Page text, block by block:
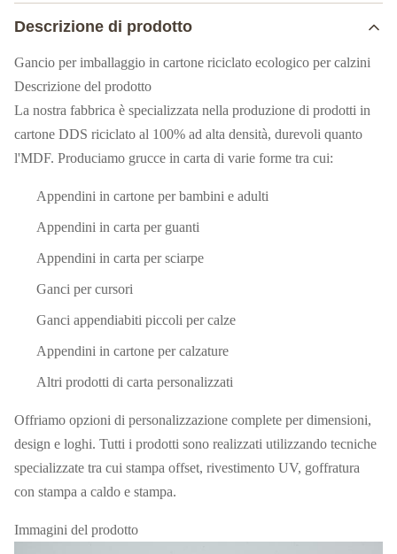
Descrizione di prodotto
Gancio per imballaggio in cartone riciclato ecologico per calzini
Descrizione del prodotto
La nostra fabbrica è specializzata nella produzione di prodotti in
cartone DDS riciclato al 100% ad alta densità, durevoli quanto
l'MDF. Produciamo grucce in carta di varie forme tra cui:
Appendini in cartone per bambini e adulti
Appendini in carta per guanti
Appendini in carta per sciarpe
Ganci per cursori
Ganci appendiabiti piccoli per calze
Appendini in cartone per calzature
Altri prodotti di carta personalizzati
Offriamo opzioni di personalizzazione complete per dimensioni,
design e loghi. Tutti i prodotti sono realizzati utilizzando tecniche
specializzate tra cui stampa offset, rivestimento UV, goffratura
con stampa a caldo e stampa.
Immagini del prodotto